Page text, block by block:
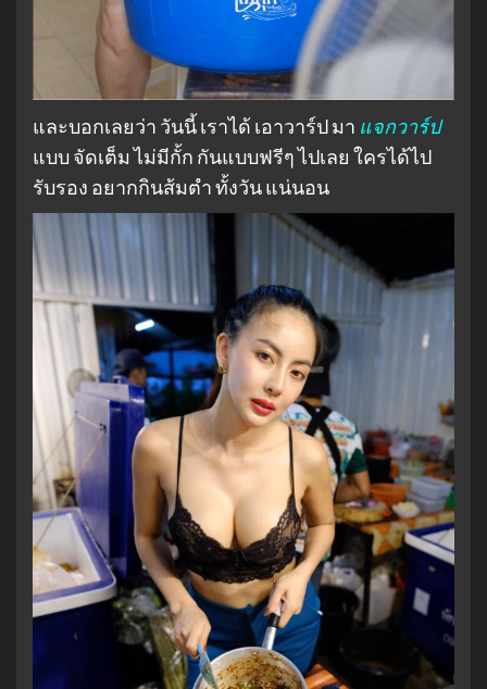
และบอกเลยว่า วันนี้ เราได้ เอาวาร์ป มา แจกวาร์ป
แบบ จัดเต็ม ไม่มีกั้ก กันแบบฟรีๆ ไปเลย ใครได้ไป
รับรอง อยากกินส้มตำ ทั้งวัน แน่นอน